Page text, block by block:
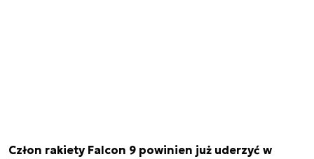
Człon rakiety Falcon 9 powinien już uderzyć w